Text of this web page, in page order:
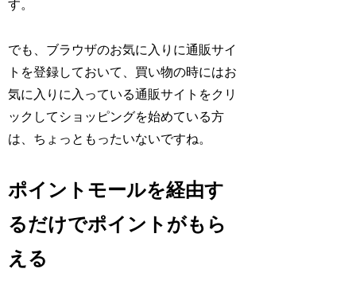
す。
でも、ブラウザのお気に入りに通販サイ
トを登録しておいて、買い物の時にはお
気に入りに入っている通販サイトをクリ
ックしてショッピングを始めている方
は、ちょっともったいないですね。
ポイントモールを経由す
るだけでポイントがもら
える